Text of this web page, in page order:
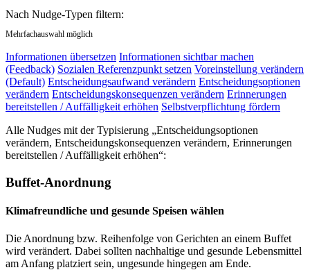
Nach Nudge-Typen filtern:
Mehrfachauswahl möglich
Informationen übersetzen Informationen sichtbar machen
(Feedback) Sozialen Referenzpunkt setzen Voreinstellung verändern
(Default) Entscheidungsaufwand verändern Entscheidungsoptionen
verändern Entscheidungskonsequenzen verändern Erinnerungen
bereitstellen / Auffälligkeit erhöhen Selbstverpflichtung fördern
Alle Nudges mit der Typisierung „Entscheidungsoptionen
verändern, Entscheidungskonsequenzen verändern, Erinnerungen
bereitstellen / Auffälligkeit erhöhen“:
Buffet-Anordnung
Klimafreundliche und gesunde Speisen wählen
Die Anordnung bzw. Reihenfolge von Gerichten an einem Buffet
wird verändert. Dabei sollten nachhaltige und gesunde Lebensmittel
am Anfang platziert sein, ungesunde hingegen am Ende.